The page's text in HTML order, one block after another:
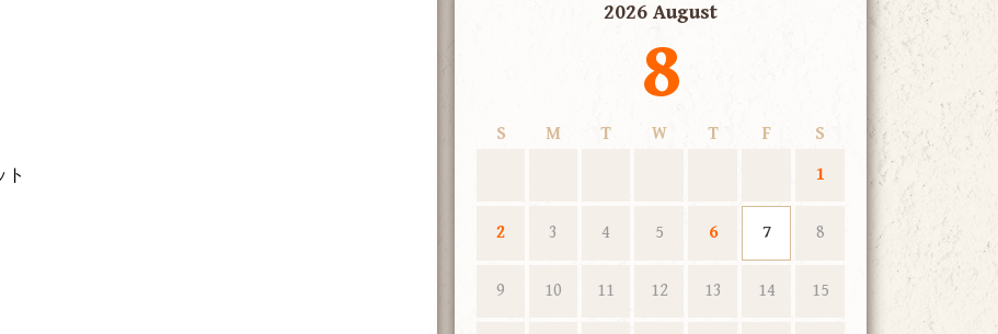
ト
2026 August
8
S M T W T F
S
1
2 3 4 5 6 7 8
9 10 11 12 13 14 15